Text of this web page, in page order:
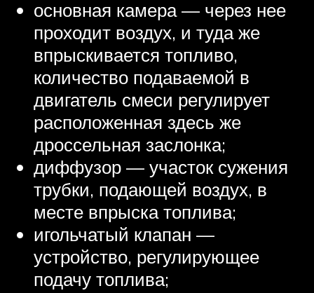
основная камера — через нее
проходит воздух, и туда же
впрыскивается топливо,
количество подаваемой в
двигатель смеси регулирует
расположенная здесь же
дроссельная заслонка;
диффузор — участок сужения
трубки, подающей воздух, в
месте впрыска топлива;
игольчатый клапан —
устройство, регулирующее
подачу топлива;